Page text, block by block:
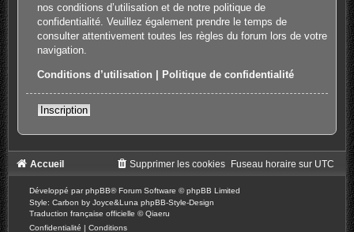
nos conditions d’utilisation et de notre politique de
confidentialité. Veuillez également prendre le temps de
consulter attentivement toutes les règles du forum lors de votre
navigation.
Conditions d’utilisation Politique de confidentialité
Inscription
Accueil Fuseau horaire sur UTC
Supprimer les cookies
Développé parphpBB® Forum Software © phpBB Limited
Style: Carbon by Joyce&Luna phpBB-Style-Design
Traduction française officielle ©Qiaeru
Confidentialité | Conditions